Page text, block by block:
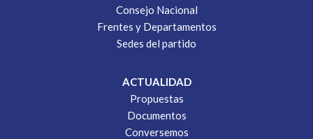
Consejo Nacional
Frentes y Departamentos
Sedes del partido
ACTUALIDAD
Propuestas
Documentos
Conversemos